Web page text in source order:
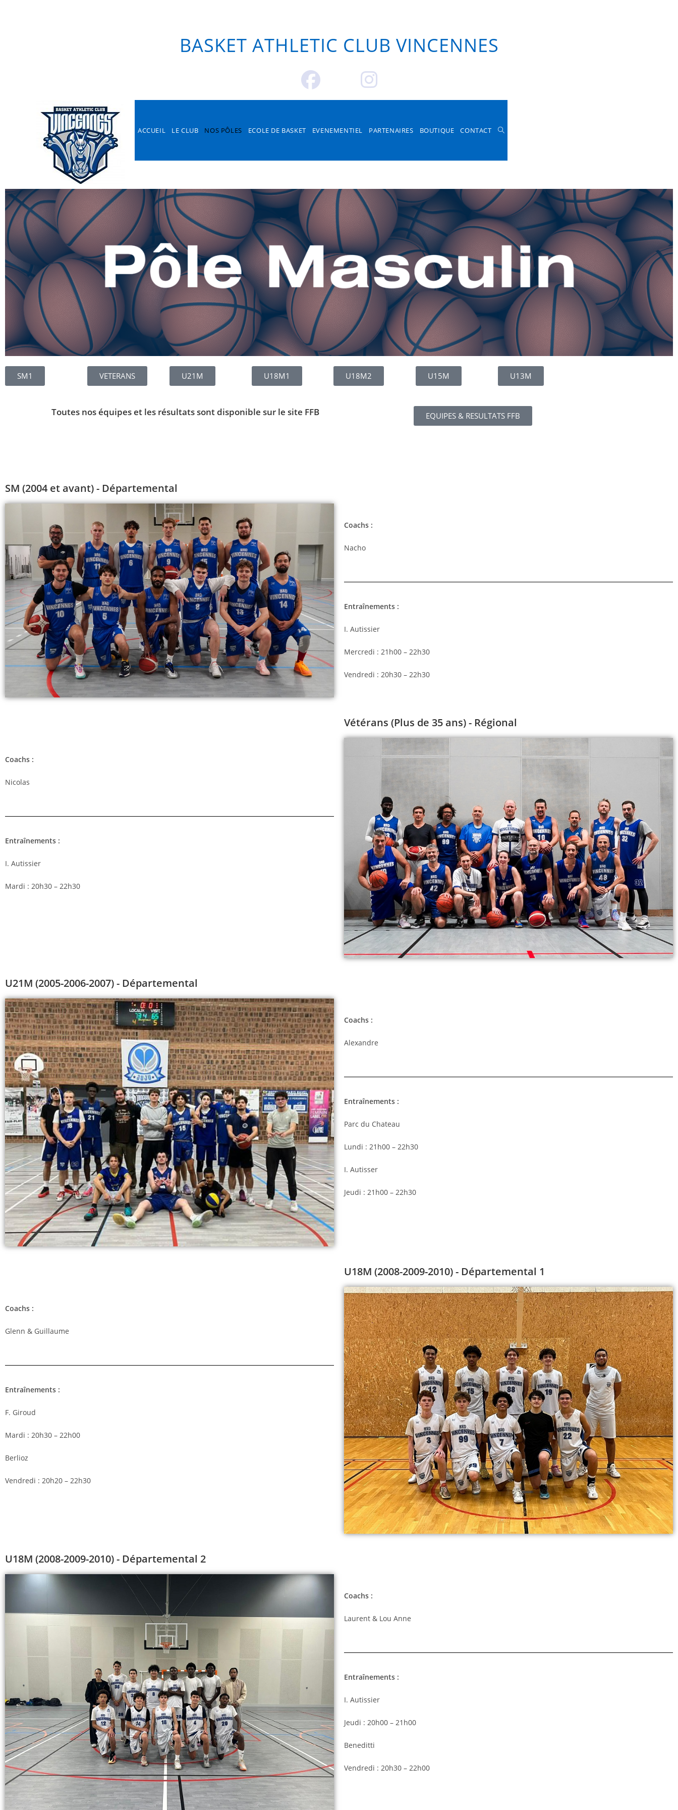
BASKET ATHLETIC CLUB VINCENNES
ACCUEIL LE CLUB NOS PÔLES ECOLE DE BASKET EVENEMENTIEL PARTENAIRES BOUTIQUE CONTACT
SM1 VETERANS U21M U18M1 U18M2 U15M U13M
Toutes nos équipes et les résultats sont disponible sur le site FFB EQUIPES & RESULTATS FFB
SM (2004 et avant) - Départemental
Coachs :
Nacho
Entraînements :
I. Autissier
Mercredi : 21h00 – 22h30
Vendredi : 20h30 – 22h30
Coachs :
Nicolas
Entraînements :
I. Autissier
Mardi : 20h30 – 22h30
Vétérans (Plus de 35 ans) - Régional
U21M (2005-2006-2007) - Départemental
Coachs :
Alexandre
Entraînements :
Parc du Chateau
Lundi : 21h00 – 22h30
I. Autisser
Jeudi : 21h00 – 22h30
Coachs :
Glenn & Guillaume
Entraînements :
F. Giroud
Mardi : 20h30 – 22h00
Berlioz
Vendredi : 20h20 – 22h30
U18M (2008-2009-2010) - Départemental 1
U18M (2008-2009-2010)- Départemental 2
Coachs :
Laurent & Lou Anne
Entraînements :
I. Autissier
Jeudi : 20h00 – 21h00
Beneditti
Vendredi : 20h30 – 22h00